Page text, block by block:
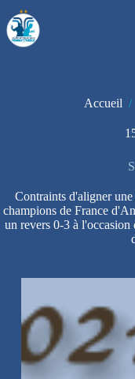
au
contenu
Accueil /
Contraints d'aligner
champions de France
un revers 0-3 à l'occasion